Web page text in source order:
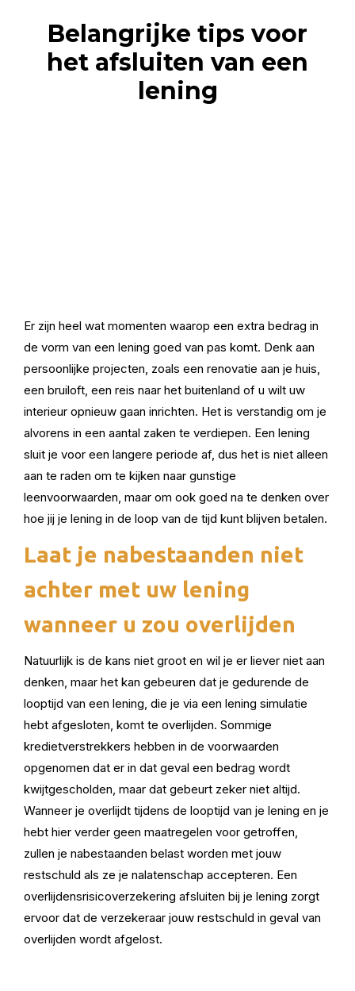
Belangrijke tips voor
het afsluiten van een
lening
Er zijn heel wat momenten waarop een extra bedrag in
de vorm van een lening goed van pas komt. Denk aan
persoonlijke projecten, zoals een renovatie aan je huis,
een bruiloft, een reis naar het buitenland of u wilt uw
interieur opnieuw gaan inrichten. Het is verstandig om je
alvorens in een aantal zaken te verdiepen. Een lening
sluit je voor een langere periode af, dus het is niet alleen
aan te raden om te kijken naar gunstige
leenvoorwaarden, maar om ook goed na te denken over
hoe jij je lening in de loop van de tijd kunt blijven betalen.
Laat je nabestaanden niet
achter met uw lening
wanneer u zou overlijden
Natuurlijk is de kans niet groot en wil je er liever niet aan
denken, maar het kan gebeuren dat je gedurende de
looptijd van een lening, die je via een lening simulatie
hebt afgesloten, komt te overlijden. Sommige
kredietverstrekkers hebben in de voorwaarden
opgenomen dat er in dat geval een bedrag wordt
kwijtgescholden, maar dat gebeurt zeker niet altijd.
Wanneer je overlijdt tijdens de looptijd van je lening en je
hebt hier verder geen maatregelen voor getroffen,
zullen je nabestaanden belast worden met jouw
restschuld als ze je nalatenschap accepteren. Een
overlijdensrisicoverzekering afsluiten bij je lening zorgt
ervoor dat de verzekeraar jouw restschuld in geval van
overlijden wordt afgelost.